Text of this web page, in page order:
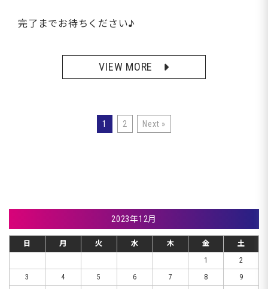
完了までお待ちください♪
VIEW MORE
1 2 Next »
2023年12月
日 月 火 水 木 金
土
1
2
3
4 5 6 7 8
9